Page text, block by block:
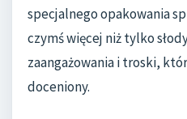
specjalnego opakowania
czymś więcej niż tylko
zaangażowania i troski,
doceniony.